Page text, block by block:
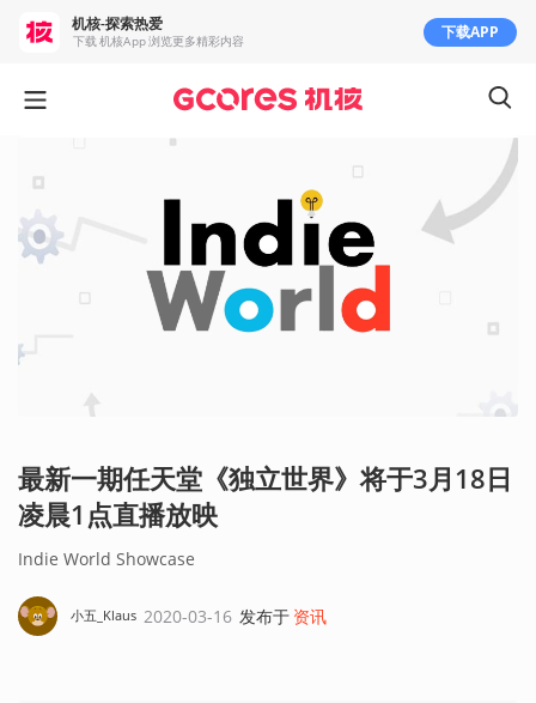
最新一期任天堂《独立世界》将于3月18日
凌晨1点直播放映
Indie World Showcase
小五_Klaus 2020-03-16 发布于 资讯
机核-探索热爱
下载 机核App 浏览更多精彩内容 下载APP